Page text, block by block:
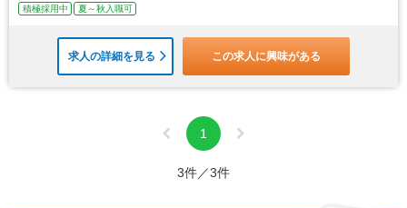
積極採用中
夏～秋入職可
求人の詳細を見る この求人に興味がある
1
3件／3件